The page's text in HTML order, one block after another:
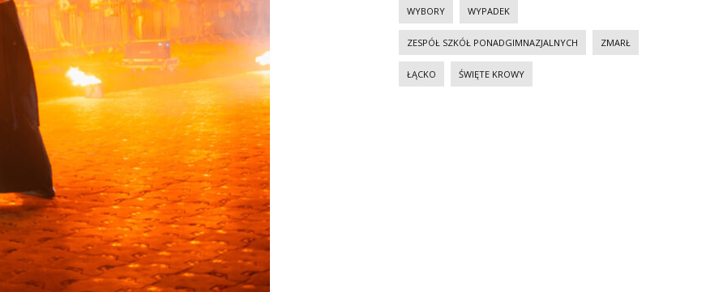
WYBORY WYPADEK
ZESPÓŁ SZKÓŁ PONADGIMNAZJALNYCH ZMARŁ
ŁĄCKO ŚWIĘTE KROWY